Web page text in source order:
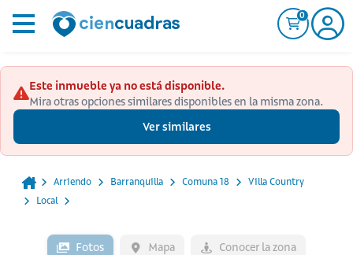
0
Este inmueble ya no está disponible.
Mira otras opciones similares disponibles en la misma zona.
Ver similares
Arriendo Barranquilla Comuna 18
Villa Country
Local
Fotos Mapa Conocer la zona